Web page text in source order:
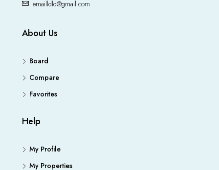
emailldld@gmail.com
About Us
Board
Compare
Favorites
Help
My Profile
My Properties